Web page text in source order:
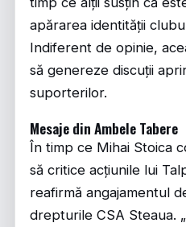
apărarea identității
Indiferent de opinie,
să genereze discuții
suporterilor.
Mesaje din Ambele Tabere
În timp ce Mihai Stoica
să critice acțiunile lui
reafirmă angajamentul
drepturile CSA Steaua.